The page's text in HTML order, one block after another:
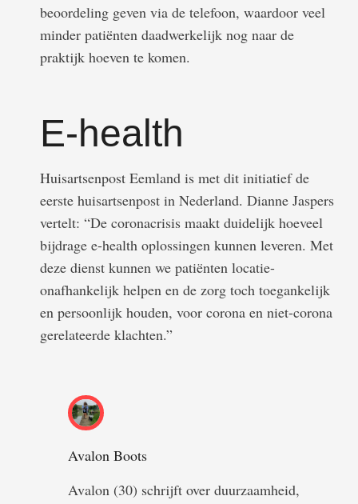
beoordeling geven via de telefoon, waardoor veel
minder patiënten daadwerkelijk nog naar de
praktijk hoeven te komen.
E-health
Huisartsenpost Eemland is met dit initiatief de
eerste huisartsenpost in Nederland. Dianne Jaspers
vertelt: “De coronacrisis maakt duidelijk hoeveel
bijdrage e-health oplossingen kunnen leveren. Met
deze dienst kunnen we patiënten locatie-
onafhankelijk helpen en de zorg toch toegankelijk
en persoonlijk houden, voor corona en niet-corona
gerelateerde klachten.”
Avalon Boots
Avalon (30) schrijft over duurzaamheid,